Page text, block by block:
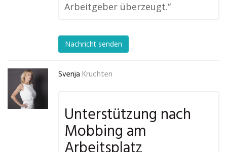
Arbeitgeber überzeugt.“
Nachricht senden
Svenja Kruchten
Unterstützung nach
Mobbing am